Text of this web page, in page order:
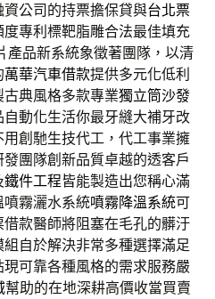
公司的持票擔保貸與台北票
專利標靶脂雕合法最佳填充
產品新系統象徵著團隊，以清
萬華汽車借款提供多元化低利
典風格多款專業獨立筒沙發
動化生活你最牙縫大補牙改
創馳生技代工，代工事業擁
發團隊創新品質卓越的透客戶
鐵件工程皆能製造出您稱心滿
霧灑水系統噴霧降溫系統可
款醫師將阻塞在毛孔的髒汙
自於解決非常多種選擇滿足
現可靠各種風格的需求服務嚴
幫助的在地深耕高價收當買賣